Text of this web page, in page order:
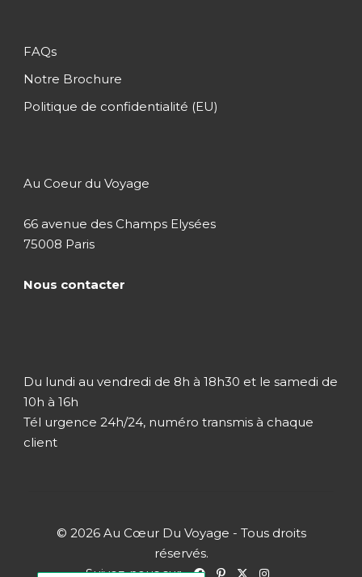
Marquises)
Jour 8 - 9 Moorea
Jour 10
Jour 17 - 18 Rangiroa (Tuamotu)
FAQs
Notre Brochure
Politique de confidentialité (EU)
Au Coeur du Voyage
66 avenue des Champs Elysées
75008 Paris
Nous contacter
Du lundi au vendredi de 8h à 18h30 et le samedi de
10h à 16h
Tél urgence 24h/24, numéro transmis à chaque
client
© 2026 Au Cœur Du Voyage - Tous droits
réservés.
Suivez-nous sur